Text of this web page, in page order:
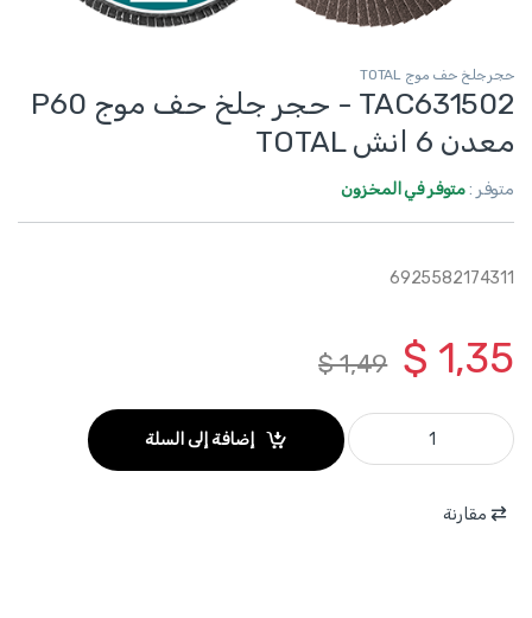
حجر جلخ حف موج TOTAL
TAC631502 - حجر جلخ حف موج P60
معدن 6 انش TOTAL
متوفر :متوفر في المخزون
6925582174311
$ 1,35
$1,49
TAC631502 - حجر جلخ حف موج P60 معدن 6 انش TOTAL quantity
إضافة إلى السلة
مقارنة